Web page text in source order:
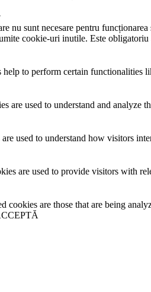
nu sunt necesare pentru
cookie-uri inutile. Este
to perform certain functionalities
are used to understand and
used to understand how visitors
are used to provide visitors with
cookies are those that are being